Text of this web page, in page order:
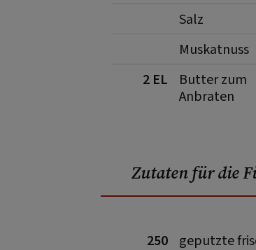
Salz
Muskatnuss
2 EL
Butter zum
Anbraten
Zutaten für die
250
geputzte